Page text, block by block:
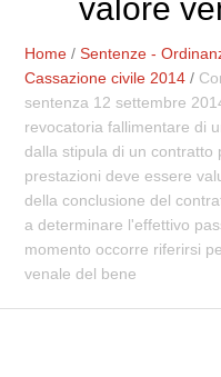
valore
Home /Sentenze -
Cassazione civile 2014 /
sentenza 12 settembre
revocatoria fallimentare di
dalla stipula di un contratto
prestazioni deve essere
della conclusione del
a determinare l'effettivo
momento occorre riferirsi
venale del bene